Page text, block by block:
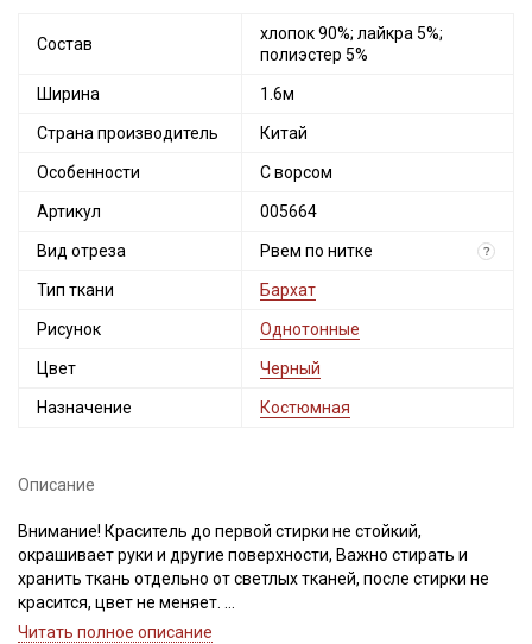
Состав
хлопок 90%; лайкра 5%;
полиэстер 5%
Ширина 1.6м
Страна производитель Китай
Особенности С ворсом
Артикул 005664
Вид отреза Рвем по нитке ?
Тип ткани Бархат
Рисунок Однотонные
Цвет Черный
Назначение Костюмная
Описание
Внимание! Краситель до первой стирки не стойкий,
окрашивает руки и другие поверхности, Важно стирать и
хранить ткань отдельно от светлых тканей, после стирки не
красится, цвет не меняет.
На ткани возможны маленькие вплетения темных ниточек,
Читать полное описание